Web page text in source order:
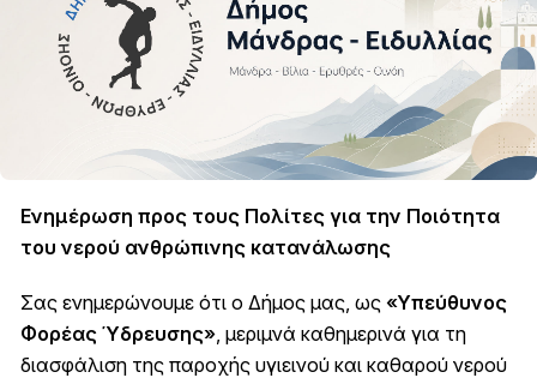
Ενημέρωση προς τους Πολίτες για την Ποιότητα
του νερού ανθρώπινης κατανάλωσης
Σας ενημερώνουμε ότι ο Δήμος μας, ως «Υπεύθυνος
Φορέας Ύδρευσης», μεριμνά καθημερινά για τη
διασφάλιση της παροχής υγιεινού και καθαρού νερού